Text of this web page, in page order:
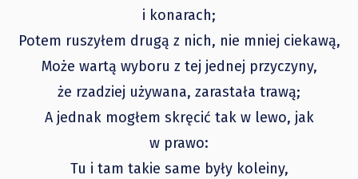
i konarach;
Potem ruszyłem drugą z nich, nie mniej ciekawą,
Może wartą wyboru z tej jednej przyczyny,
że rzadziej używana, zarastała trawą;
A jednak mogłem skręcić tak w lewo, jak
w prawo:
Tu i tam takie same były koleiny,